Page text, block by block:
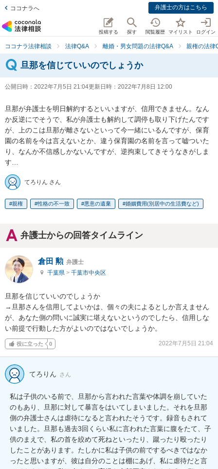
ココナラへ 弁護士の方はこちら
投稿する 探す 閲覧履歴 マイリスト ログイン
ココナラ法律相談 法律Q&A 離婚・男女問題の法律Q&A 親権の法律
旦那を信じていいのでしょうか
公開日時： 2022年7月5日 21:04更新日時： 2022年7月8日 12:00
旦那が弁護士を明日解約するといいますが、信用できません。なん
か反逆にでそうで、私が弁護士も解約して調停も取り下げたんです
が、上のこは旦那が離さないといって今一緒にいるんですが、保育
園の名前を今は言えないとか、違う保育園の名前を言って嘘ついた
り、なんか不信感しかないんですが、逆拘束してきそうなきがしま
す…
てろりん さん
親権 性格の不一致 悪意の遺棄 婚姻費用(別居中の生活費など)
弁護士からの回答タイムライン
倉田 勲 弁護士
千葉県 > 千葉市中央区
旦那を信じていいのでしょうか
→旦那さんを信用してよいかは、個々の夫によるとしか言えません
が、あなた側の問いに誠実に堪えないというのでしたら、信用しな
い前提で行動した方がよいのではないでしょうか。
役に立った 0 2022年7月5日 21:04
てろりん さん
私は子供のいる前で、旦那から言われた言葉や体調を崩していた
のもあり、旦那に対して暴言をはいてしまいました。それを旦那
側の弁護士さんは虐待になると言われたそうです。録音もされて
いました。旦那も過去3回くらい私に言われた言葉に腹をたて、子
供のまえで、私の首を絞めて死ねといったり、蹴ったり殴ったり
したことがあります。たしかに私は子供の前でするべきではなか
ったと思いますが、彼は自分のことは棚にあげ、私に虐待だと言